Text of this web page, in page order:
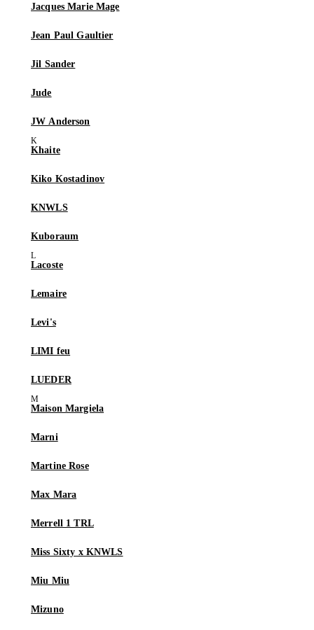
Jacques Marie Mage
Jean Paul Gaultier
Jil Sander
Jude
JW Anderson
Khaite
Kiko Kostadinov
KNWLS
Kuboraum
Lacoste
Lemaire
Levi's
LIMI feu
LUEDER
Maison Margiela
Marni
Martine Rose
Max Mara
Merrell 1 TRL
Miss Sixty x KNWLS
Miu Miu
Mizuno